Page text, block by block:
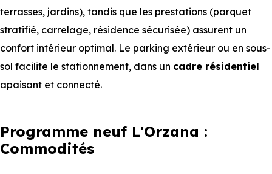
terrasses, jardins), tandis que les prestations (parquet
stratifié, carrelage, résidence sécurisée) assurent un
confort intérieur optimal. Le parking extérieur ou en sous-
sol facilite le stationnement, dans un cadre résidentiel
apaisant et connecté.
Programme neuf L'Orzana :
Commodités